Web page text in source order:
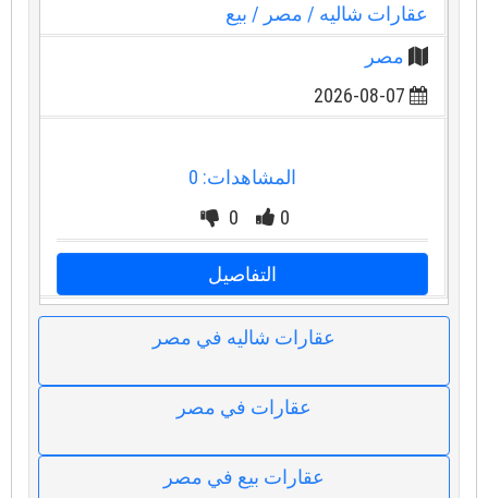
عقارات شاليه/ مصر / بيع
مصر
2026-08-07
المشاهدات: 0
0
0
التفاصيل
عقارات شاليه في مصر
عقارات في مصر
عقارات بيع في مصر